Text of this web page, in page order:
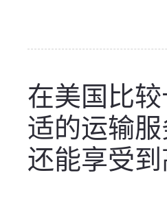
在美国比
适的运输
还能享受